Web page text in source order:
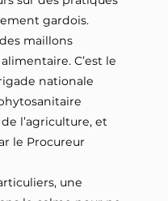
gardois.
maillons
C’est le
nationale
l’agriculture, et
le Procureur
une